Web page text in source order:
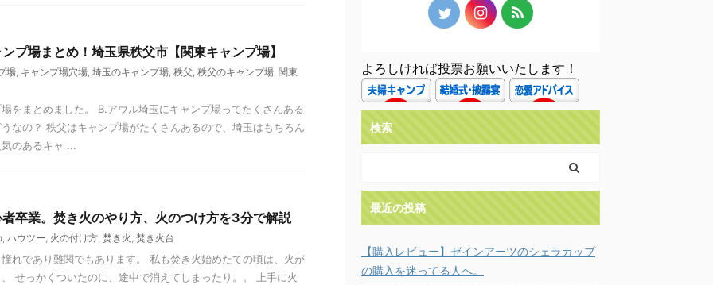
プ場まとめ！埼玉県秩父市【関東キャンプ場】
場, キャンプ場穴場, 埼玉のキャンプ場, 秩父, 秩父のキャンプ場, 関東
をまとめました。 B.アウル埼玉にキャンプ場ってたくさんある
なの？ 秩父はキャンプ場がたくさんあるので、埼玉はもちろん
のあるキャ ...
卒業。焚き火のやり方、火のつけ方を3分で解説
, ハウツー, 火の付け方, 焚き火 , 焚き火台
れであり難関でもあります。 私も焚き火始めたての頃は、火が
せっかくついたのに、途中で消えてしまったり。。 上手に火
よろしければ投票お願いいたします！
検索
最近の投稿
【購入レビュー】ゼインアーツのシェラカップ
の購入を迷ってる人へ。